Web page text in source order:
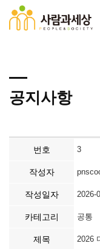
공지사항
번호 3
작성자
작성일자 2026-
카테고리 공통
제목 2026